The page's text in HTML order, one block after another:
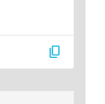
content_copy